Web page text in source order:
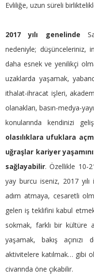
Evliliğe, uzun süreli
2017 yılı genelinde
nedeniyle; düşünceleriniz,
daha esnek ve yenilikçi
uzaklarda yaşamak,
ithalat-ihracat işleri,
olanakları, basın-medya-
konularında kendinizi
olasılıklara ufuklara
uğraşlar kariyer
sağlayabilir. Özellikle 10-
yay burcu iseniz, 2017
adım atmaya, cesaretli
gelen iş teklifini kabul
sokmak, farklı bir kültüre
yaşamak, bakış
aktivitelere katılmak… gibi
civarında öne çıkabilir.